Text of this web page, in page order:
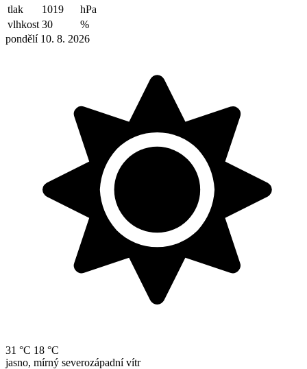
tlak 1019
hPa
vlhkost 30
%
pondělí 10. 8. 2026
31 °C 18 °C
jasno, mírný severozápadní vítr